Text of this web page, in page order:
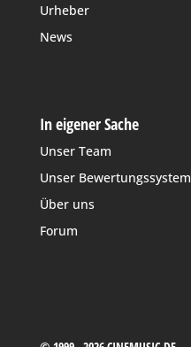
Urheber
News
In eigener Sache
Unser Team
Unser Bewertungssystem
Über uns
Forum